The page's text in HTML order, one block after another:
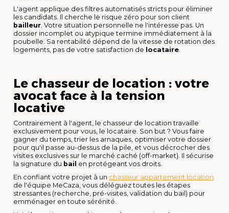
L'agent applique des filtres automatisés stricts pour éliminer
les candidats. Il cherche le risque zéro pour son client
bailleur . Votre situation personnelle ne l'intéresse pas. Un
dossier incomplet ou atypique termine immédiatement à la
poubelle. Sa rentabilité dépend de la vitesse de rotation des
logements, pas de votre satisfaction de locataire
Le chasseur de location : votre
avocat face à la tension
locative
Contrairement à l'agent, le chasseur de location travaille
exclusivement pour vous, le locataire. Son but ? Vous faire
gagner du temps, trier les arnaques, optimiser votre dossier
pour qu'il passe au-dessus de la pile, et vous décrocher des
visites exclusives sur le marché caché (off-market). Il sécurise
la signature du bail en protégeant vos droits.
En confiant votre projet à un chasseur appartement location
de l'équipe MeCaza, vous déléguez toutes les étapes
stressantes (recherche, pré-visites, validation du bail) pour
emménager en toute sérénité.